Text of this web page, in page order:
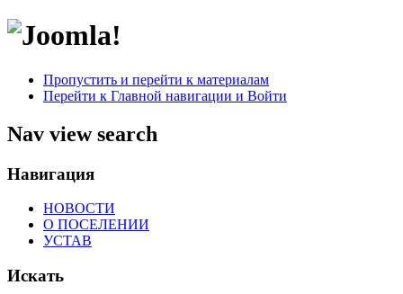
Пропустить и перейти к материалам
Перейти к Главной навигации и Войти
Nav view search
Навигация
НОВОСТИ
О ПОСЕЛЕНИИ
УСТАВ
Искать